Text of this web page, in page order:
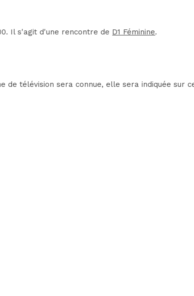
Il s'agit d'une rencontre de D1 Féminine.
de télévision sera connue, elle sera indiquée sur